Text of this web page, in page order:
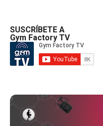
SUSCRÍBETE A
Gym Factory TV